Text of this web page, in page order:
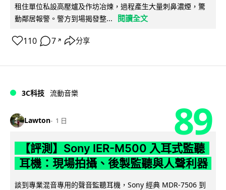
租住單位私設高壓爐及作坊冶煉，過程產生大量刺鼻濃煙，驚
動鄰居報警。警方到場揭發整...
閱讀全文
110 7 ↗ 分享
3C科技 流動音樂
Lawton 1 日 89
【評測】Sony IER-M500 入耳式監聽
耳機：現場拍攝、後製監聽與人聲利器
談到專業混音專用的聲音監聽耳機，Sony 經典 MDR-7506 到